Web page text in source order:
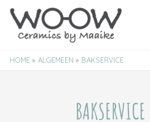
naar
inhoud
HOME ALGEMEEN BAKSERVICE
BAKSERVICE